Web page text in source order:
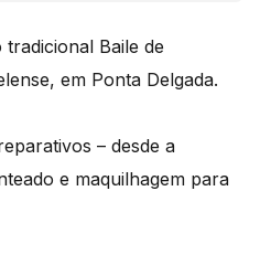
Baile de
em Ponta Delgada.
– desde a
e maquilhagem para